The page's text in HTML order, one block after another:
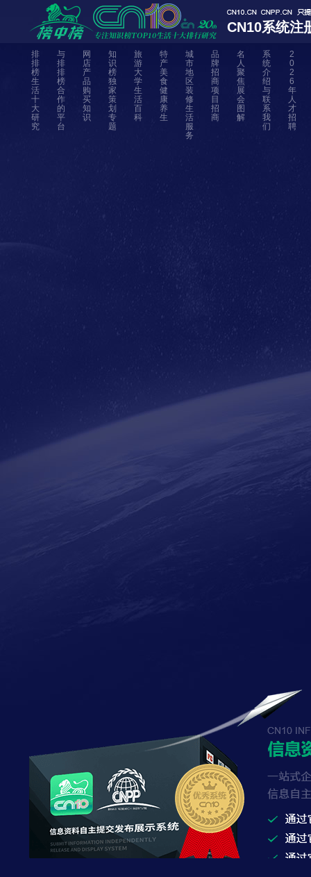
CN10系统注
排
排
榜
生
活
十
大
研
究
与
排
排
榜
合
作
的
平
台
网
店
产
品
购
买
知
识
知
识
榜
独
家
策
划
专
题
旅
游
大
学
生
活
百
科
特
产
美
食
健
康
养
生
城
市
地
区
装
修
生
活
服
务
品
牌
招
商
项
目
招
商
名
人
聚
焦
展
会
图
解
系
统
介
绍
与
联
系
我
们
2
0
2
6
年
人
才
招
聘